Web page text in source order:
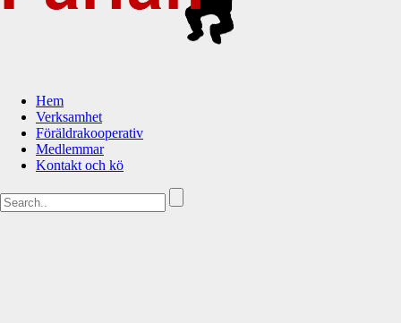
Hem
Verksamhet
Föräldrakooperativ
Medlemmar
Kontakt och kö